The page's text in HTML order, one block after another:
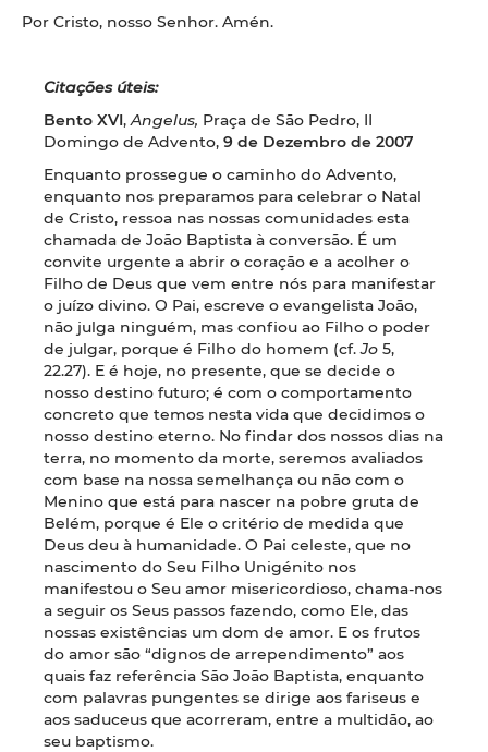
Por Cristo, nosso Senhor. Amén.
Citações úteis:
Bento XVI,Angelus, Praça de São Pedro, II
Domingo de Advento, 9 de Dezembro de 2007
Enquanto prossegue o caminho do Advento,
enquanto nos preparamos para celebrar o Natal
de Cristo, ressoa nas nossas comunidades esta
chamada de João Baptista à conversão. É um
convite urgente a abrir o coração e a acolher o
Filho de Deus que vem entre nós para manifestar
o juízo divino. O Pai, escreve o evangelista João,
não julga ninguém, mas confiou ao Filho o poder
de julgar, porque é Filho do homem (cf.Jo 5,
22.27). E é hoje, no presente, que se decide o
nosso destino futuro; é com o comportamento
concreto que temos nesta vida que decidimos o
nosso destino eterno. No findar dos nossos dias na
terra, no momento da morte, seremos avaliados
com base na nossa semelhança ou não com o
Menino que está para nascer na pobre gruta de
Belém, porque é Ele o critério de medida que
Deus deu à humanidade. O Pai celeste, que no
nascimento do Seu Filho Unigénito nos
manifestou o Seu amor misericordioso, chama-nos
a seguir os Seus passos fazendo, como Ele, das
nossas existências um dom de amor. E os frutos
do amor são “dignos de arrependimento” aos
quais faz referência São João Baptista, enquanto
com palavras pungentes se dirige aos fariseus e
aos saduceus que acorreram, entre a multidão, ao
seu baptismo.